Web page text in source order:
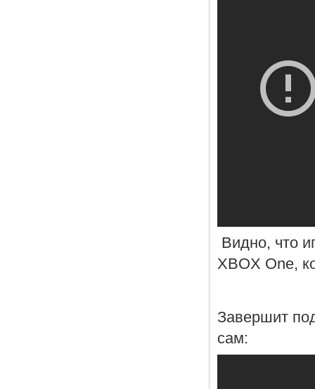
Видно, что
XBOX One,
Завершит
сам: